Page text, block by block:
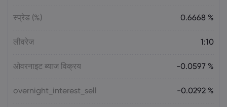
Emma Rose
Overheating, U.S. Trade Policy Risk
स्प्रेड (%) 0.6668 %
लीवरेज 1:10
ओवरनाइट ब्याज विक्रय -0.0597 %
overnight_interest_sell -0.0292 %